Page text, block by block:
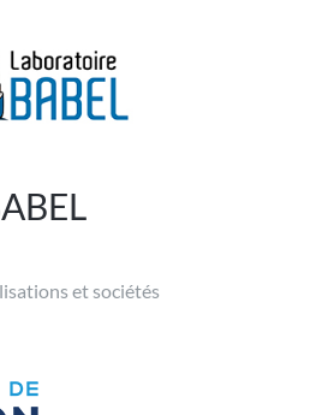
et sociétés